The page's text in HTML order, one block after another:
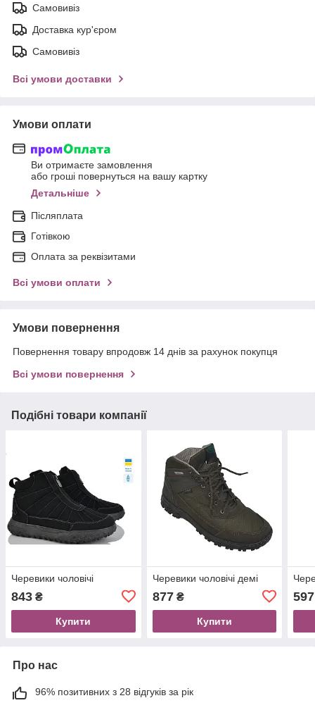
Самовивіз
Доставка кур'єром
Самовивіз
Всі умови доставки
Умови оплати
Ви отримаєте замовлення
або гроші повернуться на вашу картку
Детальніше
Післяплата
Готівкою
Оплата за реквізитами
Всі умови оплати
Умови повернення
Повернення товару впродовж 14 днів за рахунок покупця
Всі умови повернення
Подібні товари компанії
Черевики чоловічі
843 ₴
Купити
Черевики чоловічі демі
877₴
Купити
597
Про нас
96% позитивних з 28 відгуків за рік